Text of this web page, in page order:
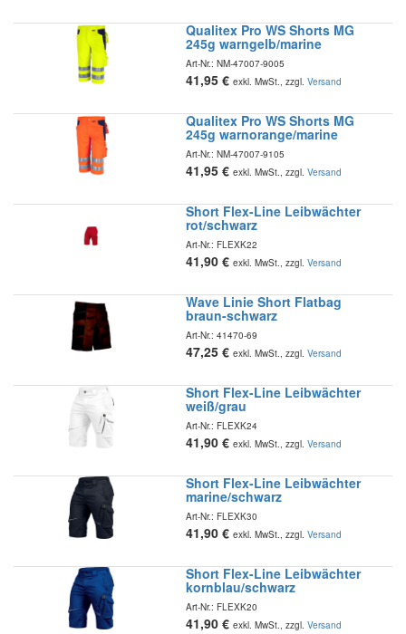
Qualitex Pro WS Shorts MG
245g warngelb/marine
Art-Nr.: NM-47007-9005
41,95 € exkl. MwSt., zzgl. Versand
Qualitex Pro WS Shorts MG
245g warnorange/marine
Art-Nr.: NM-47007-9105
41,95 € exkl. MwSt., zzgl. Versand
Short Flex-Line Leibwächter
rot/schwarz
Art-Nr.: FLEXK22
41,90 € exkl. MwSt., zzgl. Versand
Wave Linie Short Flatbag
braun-schwarz
Art-Nr.: 41470-69
47,25 € exkl. MwSt., zzgl. Versand
Short Flex-Line Leibwächter
weiß/grau
Art-Nr.: FLEXK24
41,90 € exkl. MwSt., zzgl. Versand
Short Flex-Line Leibwächter
marine/schwarz
Art-Nr.: FLEXK30
41,90 € exkl. MwSt., zzgl. Versand
Short Flex-Line Leibwächter
kornblau/schwarz
Art-Nr.: FLEXK20
41,90 € exkl. MwSt., zzgl. Versand